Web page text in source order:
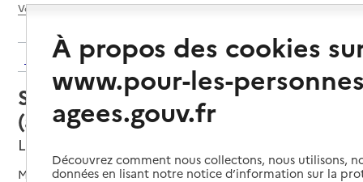
Voir le fil d’Ariane
Retour aux résultats de l'annuaire
Service autonomie à domicile
(aide) – O2
Limas, RHONE
Mis à jour le22/07/2026
À propos des cookies
www.pour-les-
agees.gouv.fr
Découvrez comment nous collectons, nous utilisons,
données en lisant notre notice d’information sur la